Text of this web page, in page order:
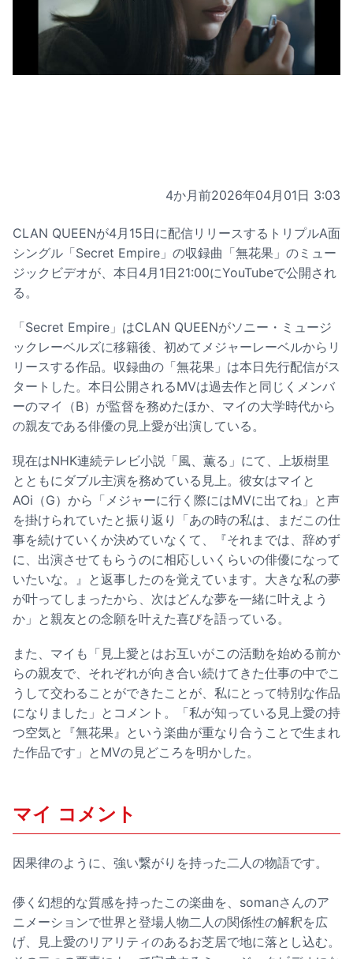
4か月前2026年04月01日 3:03
CLAN QUEENが4月15日に配信リリースするトリプルA面
シングル「Secret Empire」の収録曲「無花果」のミュー
ジックビデオが、本日4月1日21:00にYouTubeで公開され
る。
「Secret Empire」はCLAN QUEENがソニー・ミュージ
ックレーベルズに移籍後、初めてメジャーレーベルからリ
リースする作品。収録曲の「無花果」は本日先行配信がス
タートした。本日公開されるMVは過去作と同じくメンバ
ーのマイ（B）が監督を務めたほか、マイの大学時代から
の親友である俳優の見上愛が出演している。
現在はNHK連続テレビ小説「風、薫る」にて、上坂樹里
とともにダブル主演を務めている見上。彼女はマイと
AOi（G）から「メジャーに行く際にはMVに出てね」と声
を掛けられていたと振り返り「あの時の私は、まだこの仕
事を続けていくか決めていなくて、『それまでは、辞めず
に、出演させてもらうのに相応しいくらいの俳優になって
いたいな。』と返事したのを覚えています。大きな私の夢
が叶ってしまったから、次はどんな夢を一緒に叶えよう
か」と親友との念願を叶えた喜びを語っている。
また、マイも「見上愛とはお互いがこの活動を始める前か
らの親友で、それぞれが向き合い続けてきた仕事の中でこ
うして交わることができたことが、私にとって特別な作品
になりました」とコメント。「私が知っている見上愛の持
つ空気と『無花果』という楽曲が重なり合うことで生まれ
た作品です」とMVの見どころを明かした。
マイ コメント
因果律のように、強い繋がりを持った二人の物語です。
儚く幻想的な質感を持ったこの楽曲を、somanさんのア
ニメーションで世界と登場人物二人の関係性の解釈を広
げ、見上愛のリアリティのあるお芝居で地に落とし込む。